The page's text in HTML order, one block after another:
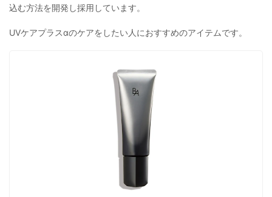
込む方法を開発し採用しています。
UVケアプラスαのケアをしたい人におすすめのアイテムです。